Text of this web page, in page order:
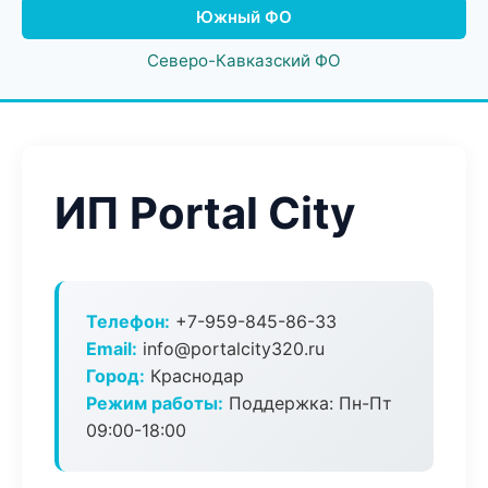
Южный ФО
Северо-Кавказский ФО
ИП Portal City
Телефон: +7-959-845-86-33
Email: info@portalcity320.ru
Город: Краснодар
Режим работы: Поддержка: Пн-Пт
09:00-18:00